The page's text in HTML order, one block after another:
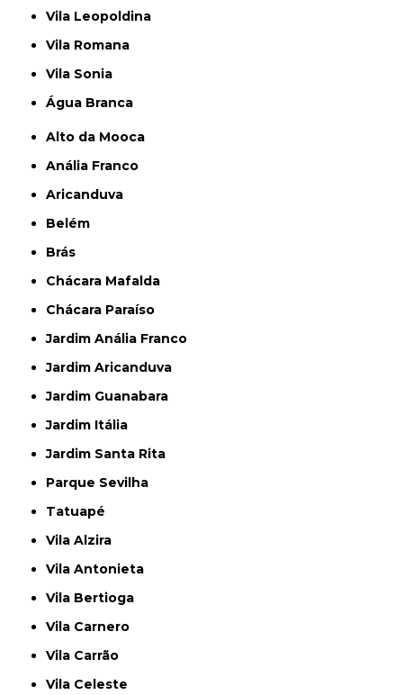
Vila Leopoldina
Vila Romana
Vila Sonia
Água Branca
Alto da Mooca
Anália Franco
Aricanduva
Belém
Brás
Chácara Mafalda
Chácara Paraíso
Jardim Anália Franco
Jardim Aricanduva
Jardim Guanabara
Jardim Itália
Jardim Santa Rita
Parque Sevilha
Tatuapé
Vila Alzira
Vila Antonieta
Vila Bertioga
Vila Carnero
Vila Carrão
Vila Celeste